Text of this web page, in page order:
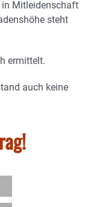
in Mitleidenschaft
steht
ermittelt.
auch keine